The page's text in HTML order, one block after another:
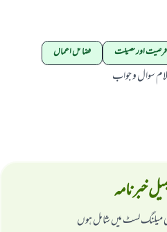
اور فضیلت فضائل اعمال
سوال و جواب
خبرنامہ
میلنگ لسٹ میں شامل ہوں